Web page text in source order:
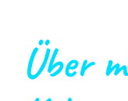
Über